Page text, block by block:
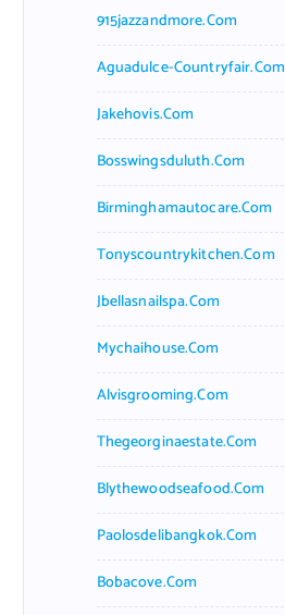
915jazzandmore.com
Aguadulce-Countryfair.com
Jakehovis.com
Bosswingsduluth.com
Birminghamautocare.com
Tonyscountrykitchen.com
Jbellasnailspa.com
Mychaihouse.com
Alvisgrooming.com
Thegeorginaestate.com
Blythewoodseafood.com
Paolosdelibangkok.com
Bobacove.com